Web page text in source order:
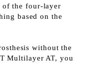
of the four-layer
based on the
without the
Multilayer AT, you